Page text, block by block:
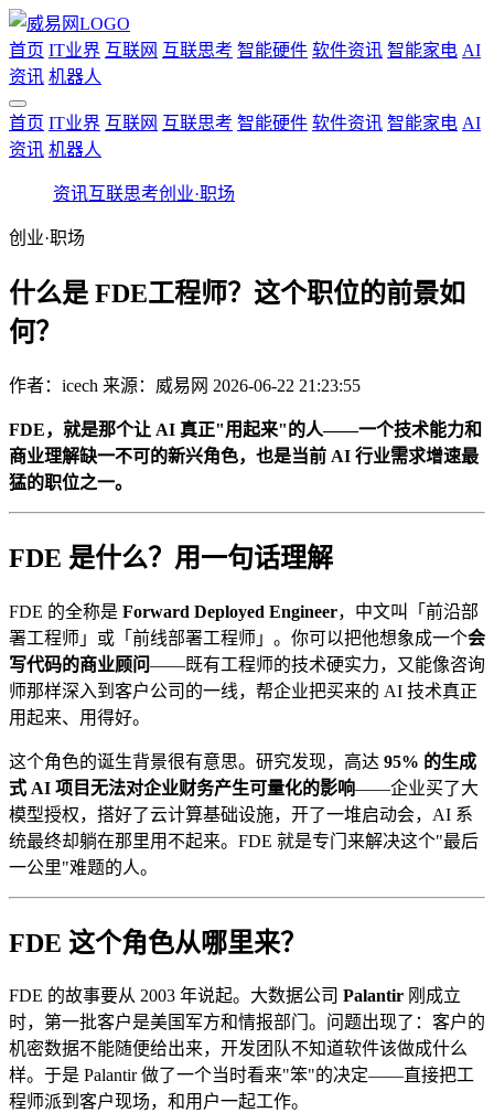
首页 IT业界 互联网 互联思考 智能硬件 软件资讯 智能家电 AI
资讯 机器人
首页 IT业界 互联网 互联思考 智能硬件 软件资讯 智能家电 AI
资讯 机器人
资讯互联思考创业·职场
创业·职场
什么是 FDE工程师？这个职位的前景如
何？
作者： icech 来源：威易网 2026-06-22 21:23:55
FDE，就是那个让 AI 真正"用起来"的人——一个技术能力和
商业理解缺一不可的新兴角色，也是当前 AI 行业需求增速最
猛的职位之一。​
FDE 是什么？用一句话理解
FDE 的全称是 Forward Deployed Engineer，中文叫「前沿部
署工程师」或「前线部署工程师」。你可以把他想象成一个会
写代码的商业顾问——既有工程师的技术硬实力，又能像咨询
师那样深入到客户公司的一线，帮企业把买来的 AI 技术真正
用起来、用得好。
这个角色的诞生背景很有意思。研究发现，高达 95% 的生成
式 AI 项目无法对企业财务产生可量化的影响——企业买了大
模型授权，搭好了云计算基础设施，开了一堆启动会，AI 系
统最终却躺在那里用不起来。FDE 就是专门来解决这个"最后
一公里"难题的人。
FDE 这个角色从哪里来？​
FDE 的故事要从 2003 年说起。大数据公司 Palantir 刚成立
时，第一批客户是美国军方和情报部门。问题出现了：客户的
机密数据不能随便给出来，开发团队不知道软件该做成什么
样。于是 Palantir 做了一个当时看来"笨"的决定——直接把工
程师派到客户现场，和用户一起工作。